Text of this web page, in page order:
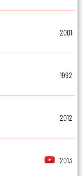
2001
1992
2012
2013